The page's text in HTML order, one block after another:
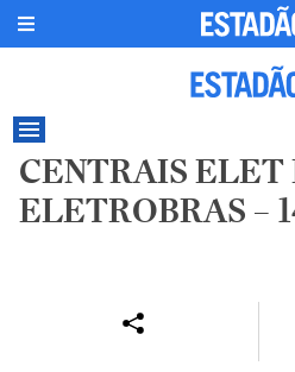
CENTRAIS ELET
ELETROBRAS –